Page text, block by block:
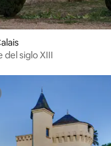
siglo XIII